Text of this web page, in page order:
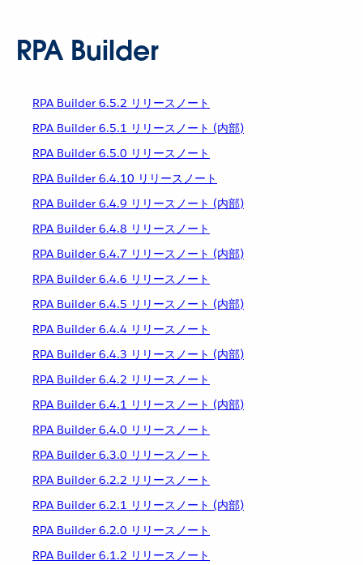
RPA Builder
RPA Builder 6.5.2 リリースノート
RPA Builder 6.5.1 リリースノート (内部)
RPA Builder 6.5.0 リリースノート
RPA Builder 6.4.10 リリースノート
RPA Builder 6.4.9 リリースノート (内部)
RPA Builder 6.4.8 リリースノート
RPA Builder 6.4.7 リリースノート (内部)
RPA Builder 6.4.6 リリースノート
RPA Builder 6.4.5 リリースノート (内部)
RPA Builder 6.4.4 リリースノート
RPA Builder 6.4.3 リリースノート (内部)
RPA Builder 6.4.2 リリースノート
RPA Builder 6.4.1 リリースノート (内部)
RPA Builder 6.4.0 リリースノート
RPA Builder 6.3.0 リリースノート
RPA Builder 6.2.2 リリースノート
RPA Builder 6.2.1 リリースノート (内部)
RPA Builder 6.2.0 リリースノート
RPA Builder 6.1.2 リリースノート